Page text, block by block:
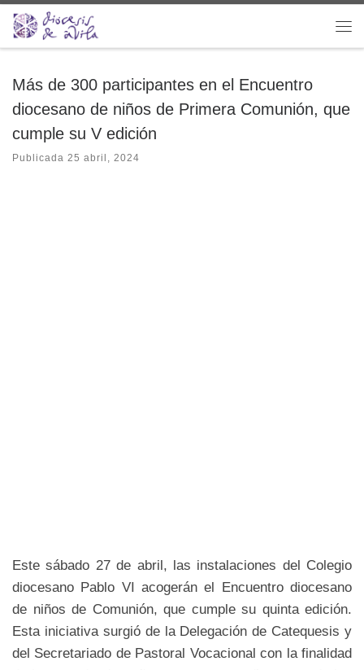
Saltar al contenido
Más de 300 participantes en el Encuentro
diocesano de niños de Primera Comunión, que
cumple su V edición
Publicada 25 abril, 2024
Este sábado 27 de abril, las instalaciones del Colegio
diocesano Pablo VI acogerán el Encuentro diocesano
de niños de Comunión, que cumple su quinta edición.
Esta iniciativa surgió de la Delegación de Catequesis y
del Secretariado de Pastoral Vocacional con la finalidad